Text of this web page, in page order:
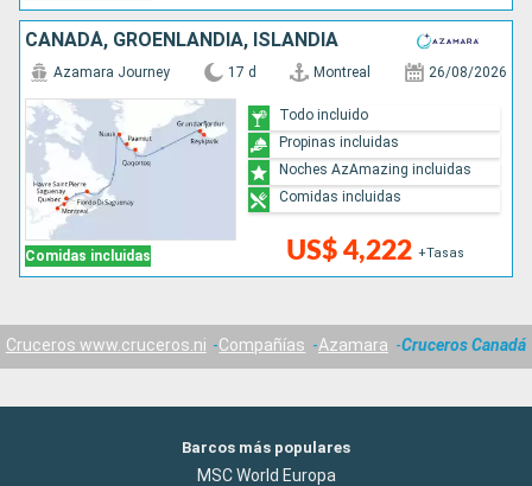
CANADÁ, GROENLANDIA, ISLANDIA
Comidas incluidas
Azamara Journey 17 d Montreal 26/08/2026
US$ 4,222 +Tasas
Todo incluido
Propinas incluidas
Noches AzAmazing incluidas
Comidas incluidas
Cruceros www.cruceros.ni Compañías Azamara Cruceros Canadá
Barcos más populares
MSC World Europa